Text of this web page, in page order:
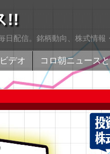
!!
日配信。銘柄動向、株式情
デオ
コロ朝ニュース